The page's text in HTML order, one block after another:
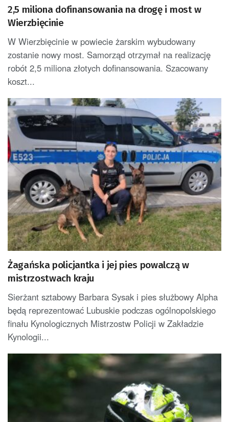
2,5 miliona dofinansowania na drogę i most w
Wierzbięcinie
W Wierzbięcinie w powiecie żarskim wybudowany
zostanie nowy most. Samorząd otrzymał na realizację
robót 2,5 miliona złotych dofinansowania. Szacowany
koszt...
Żagańska policjantka i jej pies powalczą w
mistrzostwach kraju
Sierżant sztabowy Barbara Sysak i pies służbowy Alpha
będą reprezentować Lubuskie podczas ogólnopolskiego
finału Kynologicznych Mistrzostw Policji w Zakładzie
Kynologii...